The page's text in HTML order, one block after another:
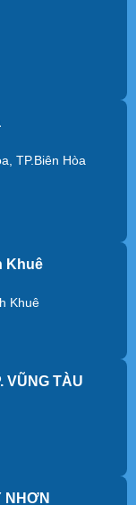
TP.Biên Hòa
Khuê
Khuê
VŨNG TÀU
NHƠN